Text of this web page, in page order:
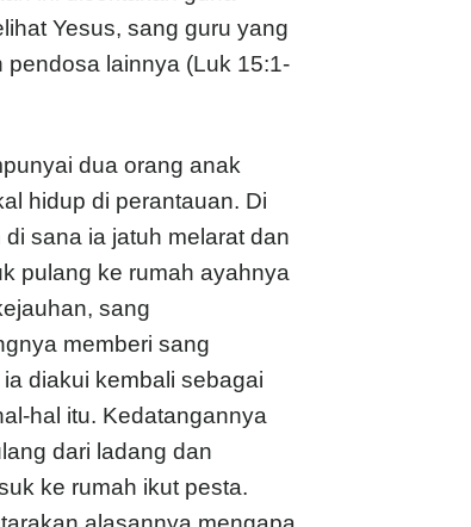
Yesus, sang guru yang
lainnya (Luk 15:1-
dua orang anak
hidup di perantauan. Di
sana ia jatuh melarat dan
pulang ke rumah ayahnya
sang
memberi sang
diakui kembali sebagai
hal itu. Kedatangannya
dari ladang dan
ke rumah ikut pesta.